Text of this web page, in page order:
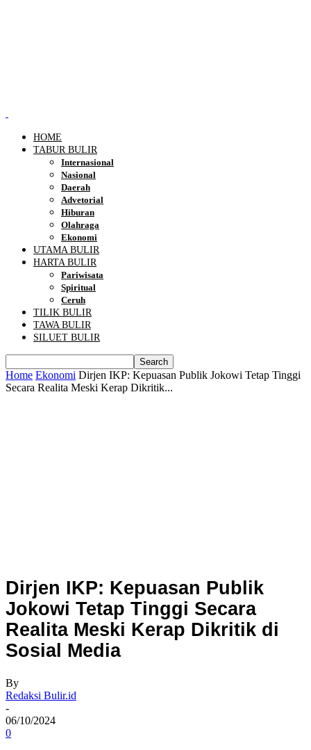
HOME
TABUR BULIR
Internasional
Nasional
Daerah
Advetorial
Hiburan
Olahraga
Ekonomi
UTAMA BULIR
HARTA BULIR
Pariwisata
Spiritual
Ceruh
TILIK BULIR
TAWA BULIR
SILUET BULIR
Home Ekonomi Dirjen IKP: Kepuasan Publik Jokowi Tetap Tinggi
Secara Realita Meski Kerap Dikritik...
Dirjen IKP: Kepuasan Publik
Jokowi Tetap Tinggi Secara
Realita Meski Kerap Dikritik di
Sosial Media
By
Redaksi Bulir.id
-
06/10/2024
0